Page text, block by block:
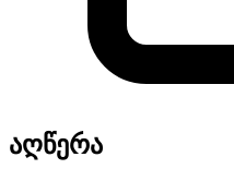
აღწერა